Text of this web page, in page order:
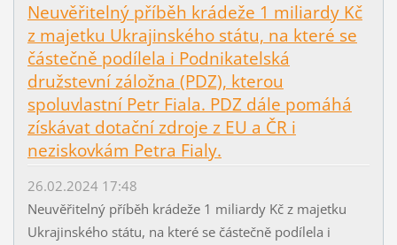
Neuvěřitelný příběh krádeže 1 miliardy Kč
z majetku Ukrajinského státu, na které se
částečně podílela i Podnikatelská
družstevní záložna (PDZ), kterou
spoluvlastní Petr Fiala. PDZ dále pomáhá
získávat dotační zdroje z EU a ČR i
neziskovkám Petra Fialy.
26.02.2024 17:48
Neuvěřitelný příběh krádeže 1 miliardy Kč z majetku
Ukrajinského státu, na které se částečně podílela i